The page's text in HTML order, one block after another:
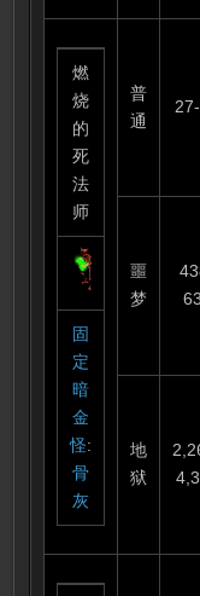
燃
烧
的
死
法
师
固
定
暗
金
怪:
骨
灰
普
通
噩
梦
地
狱